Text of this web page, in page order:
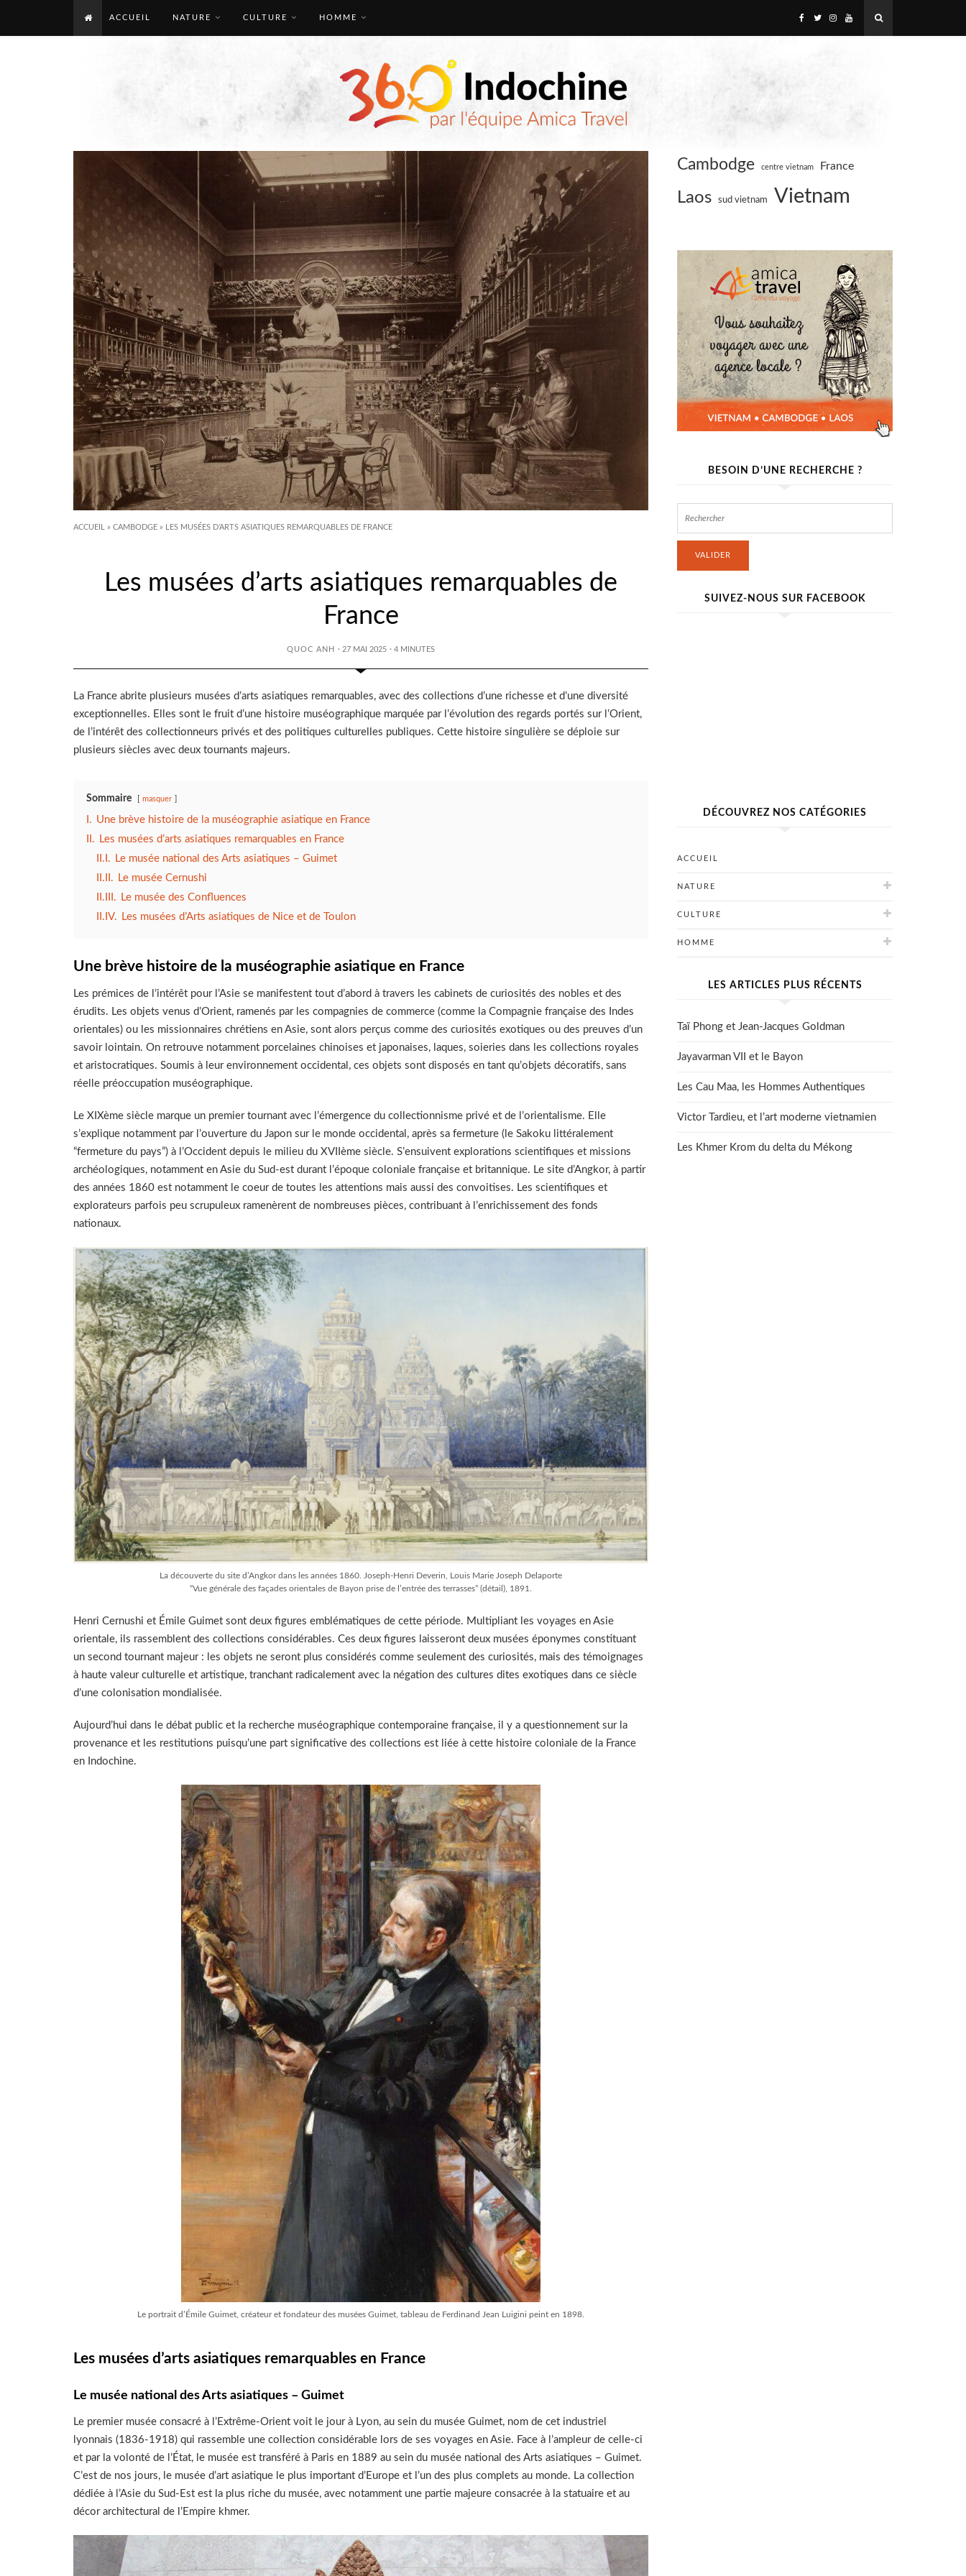
ACCUEIL » CAMBODGE » LES MUSÉES D’ARTS ASIATIQUES REMARQUABLES DE FRANCE
Les musées d’arts asiatiques remarquables de
France
QUOC ANH · 27 MAI 2025 · 4 MINUTES
La France abrite plusieurs musées d’arts asiatiques remarquables, avec des collections d’une richesse et d’une diversité
exceptionnelles. Elles sont le fruit d’une histoire muséographique marquée par l’évolution des regards portés sur l’Orient,
de l’intérêt des collectionneurs privés et des politiques culturelles publiques. Cette histoire singulière se déploie sur
plusieurs siècles avec deux tournants majeurs.
Sommaire masquer
I. Une brève histoire de la muséographie asiatique en France
II. Les musées d’arts asiatiques remarquables en France
II.I. Le musée national des Arts asiatiques – Guimet
II.II. Le musée Cernushi
II.III. Le musée des Confluences
II.IV. Les musées d’Arts asiatiques de Nice et de Toulon
Une brève histoire de la muséographie asiatique en France
Les prémices de l’intérêt pour l’Asie se manifestent tout d’abord à travers les cabinets de curiosités des nobles et des
érudits. Les objets venus d’Orient, ramenés par les compagnies de commerce (comme la Compagnie française des Indes
orientales) ou les missionnaires chrétiens en Asie, sont alors perçus comme des curiosités exotiques ou des preuves d’un
savoir lointain. On retrouve notamment porcelaines chinoises et japonaises, laques, soieries dans les collections royales
et aristocratiques. Soumis à leur environnement occidental, ces objets sont disposés en tant qu’objets décoratifs, sans
réelle préoccupation muséographique.
Le XIXème siècle marque un premier tournant avec l’émergence du collectionnisme privé et de l’orientalisme. Elle
s’explique notamment par l’ouverture du Japon sur le monde occidental, après sa fermeture (le Sakoku littéralement
“fermeture du pays”) à l’Occident depuis le milieu du XVIIème siècle. S’ensuivent explorations scientifiques et missions
archéologiques, notamment en Asie du Sud-est durant l’époque coloniale française et britannique. Le site d’Angkor, à partir
des années 1860 est notamment le coeur de toutes les attentions mais aussi des convoitises. Les scientifiques et
explorateurs parfois peu scrupuleux ramenèrent de nombreuses pièces, contribuant à l’enrichissement des fonds
nationaux.
La découverte du site d’Angkor dans les années 1860. Joseph-Henri Deverin, Louis Marie Joseph Delaporte
“Vue générale des façades orientales de Bayon prise de l’entrée des terrasses” (détail), 1891.
Henri Cernushi et Émile Guimet sont deux figures emblématiques de cette période. Multipliant les voyages en Asie
orientale, ils rassemblent des collections considérables. Ces deux figures laisseront deux musées éponymes constituant
un second tournant majeur : les objets ne seront plus considérés comme seulement des curiosités, mais des témoignages
à haute valeur culturelle et artistique, tranchant radicalement avec la négation des cultures dites exotiques dans ce siècle
d’une colonisation mondialisée.
Aujourd’hui dans le débat public et la recherche muséographique contemporaine française, il y a questionnement sur la
provenance et les restitutions puisqu’une part significative des collections est liée à cette histoire coloniale de la France
en Indochine.
Le portrait d’Émile Guimet, créateur et fondateur des musées Guimet, tableau de Ferdinand Jean Luigini peint en 1898.
Les musées d’arts asiatiques remarquables en France
Le musée national des Arts asiatiques – Guimet
Le premier musée consacré à l’Extrême-Orient voit le jour à Lyon, au sein du musée Guimet, nom de cet industriel
lyonnais (1836-1918) qui rassemble une collection considérable lors de ses voyages en Asie. Face à l’ampleur de celle-ci
et par la volonté de l’État, le musée est transféré à Paris en 1889 au sein du musée national des Arts asiatiques – Guimet.
C’est de nos jours, le musée d’art asiatique le plus important d’Europe et l’un des plus complets au monde. La collection
dédiée à l’Asie du Sud-Est est la plus riche du musée, avec notamment une partie majeure consacrée à la statuaire et au
décor architectural de l’Empire khmer.
Cambodge centre vietnam France
Laos sud vietnam Vietnam
BESOIN D’UNE RECHERCHE ?
VALIDER
SUIVEZ-NOUS SUR FACEBOOK
DÉCOUVREZ NOS CATÉGORIES
ACCUEIL
NATURE
CULTURE
HOMME
LES ARTICLES PLUS RÉCENTS
Taï Phong et Jean-Jacques Goldman
Jayavarman VII et le Bayon
Les Cau Maa, les Hommes Authentiques
Victor Tardieu, et l’art moderne vietnamien
Les Khmer Krom du delta du Mékong
ACCUEIL NATURE CULTURE HOMME